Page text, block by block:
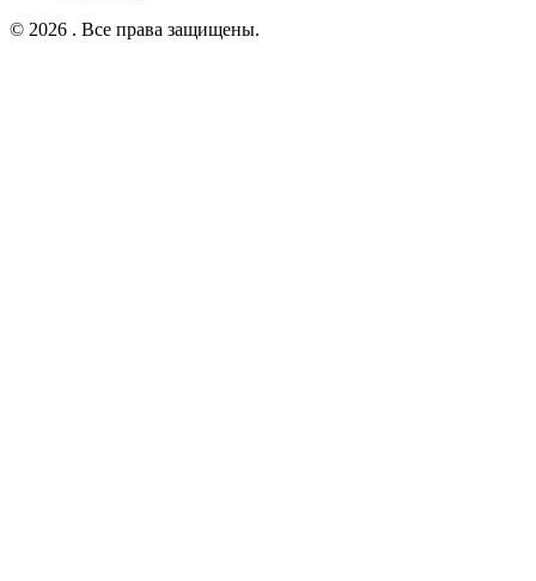
© 2026 . Все права защищены.